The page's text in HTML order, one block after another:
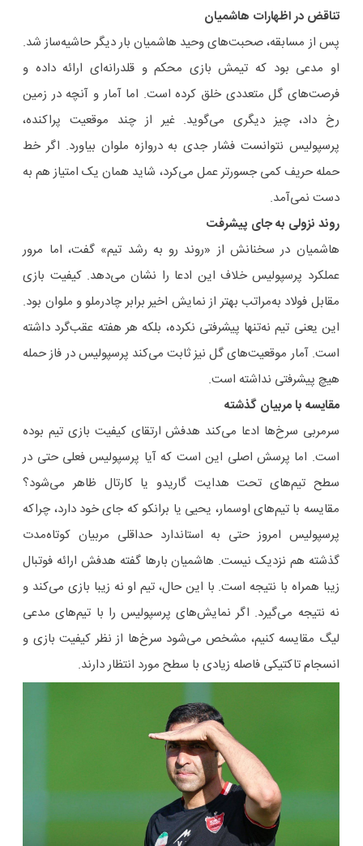
تناقض در اظهارات هاشمیان
پس از مسابقه، صحبت‌های وحید هاشمیان بار دیگر حاشیه‌ساز شد.
او مدعی بود که تیمش بازی محکم و قلدرانه‌ای ارائه داده و
فرصت‌های گل متعددی خلق کرده است. اما آمار و آنچه در زمین
رخ داد، چیز دیگری می‌گوید. غیر از چند موقعیت پراکنده،
پرسپولیس نتوانست فشار جدی به دروازه ملوان بیاورد. اگر خط
حمله حریف کمی جسورتر عمل می‌کرد، شاید همان یک امتیاز هم به
دست نمی‌آمد.
روند نزولی به جای پیشرفت
هاشمیان در سخنانش از «روند رو به رشد تیم» گفت، اما مرور
عملکرد پرسپولیس خلاف این ادعا را نشان می‌دهد. کیفیت بازی
مقابل فولاد به‌مراتب بهتر از نمایش اخیر برابر چادرملو و ملوان بود.
این یعنی تیم نه‌تنها پیشرفتی نکرده، بلکه هر هفته عقب‌گرد داشته
است. آمار موقعیت‌های گل نیز ثابت می‌کند پرسپولیس در فاز حمله
هیچ پیشرفتی نداشته است.
مقایسه با مربیان گذشته
سرمربی سرخ‌ها ادعا می‌کند هدفش ارتقای کیفیت بازی تیم بوده
است. اما پرسش اصلی این است که آیا پرسپولیس فعلی حتی در
سطح تیم‌های تحت هدایت گاریدو یا کارتال ظاهر می‌شود؟
مقایسه با تیم‌های اوسمار، یحیی یا برانکو که جای خود دارد، چراکه
پرسپولیس امروز حتی به استاندارد حداقلی مربیان کوتاه‌مدت
گذشته هم نزدیک نیست. هاشمیان بارها گفته هدفش ارائه فوتبال
زیبا همراه با نتیجه است. با این حال، تیم او نه زیبا بازی می‌کند و
نه نتیجه می‌گیرد. اگر نمایش‌های پرسپولیس را با تیم‌های مدعی
لیگ مقایسه کنیم، مشخص می‌شود سرخ‌ها از نظر کیفیت بازی و
انسجام تاکتیکی فاصله زیادی با سطح مورد انتظار دارند.